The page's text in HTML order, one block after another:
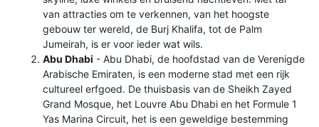
van attracties om te verkennen, van het hoogste
gebouw ter wereld, de Burj Khalifa, tot de Palm
Jumeirah, is er voor ieder wat wils.
Abu Dhabi - Abu Dhabi, de hoofdstad van de Verenigde
Arabische Emiraten, is een moderne stad met een rijk
cultureel erfgoed. De thuisbasis van de Sheikh Zayed
Grand Mosque, het Louvre Abu Dhabi en het Formule 1
Yas Marina Circuit, het is een geweldige bestemming